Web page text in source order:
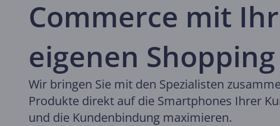
Commerce mit
eigenen
Wir bringen Sie mit den Spezialisten
Produkte direkt auf die Smartphones Ihrer
und die Kundenbindung maximieren.